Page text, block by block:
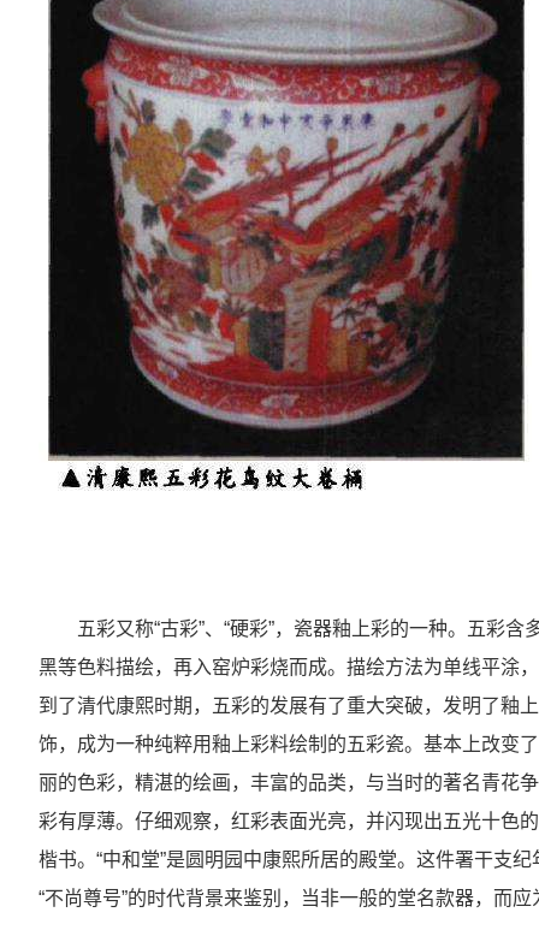
五彩又称“古彩”、“硬彩”，瓷器釉上彩的一种。五彩
黑等色料描绘，再入窑炉彩烧而成。描绘方法为单线平涂
到了清代康熙时期，五彩的发展有了重大突破，发明了釉
饰，成为一种纯粹用釉上彩料绘制的五彩瓷。基本上改变
丽的色彩，精湛的绘画，丰富的品类，与当时的著名青花
彩有厚薄。仔细观察，红彩表面光亮，并闪现出五光十色
楷书。“中和堂”是圆明园中康熙所居的殿堂。这件署干支
“不尚尊号”的时代背景来鉴别，当非一般的堂名款器，而